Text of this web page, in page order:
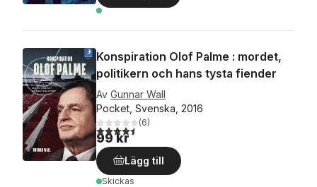
Konspiration Olof Palme : mordet,
politikern och hans tysta fiender
Av Gunnar Wall
Pocket, Svenska, 2016
4,5utav 5 stjärnor. Totalt antal röster:
(6)
99 kr
Lägg till
Skickas